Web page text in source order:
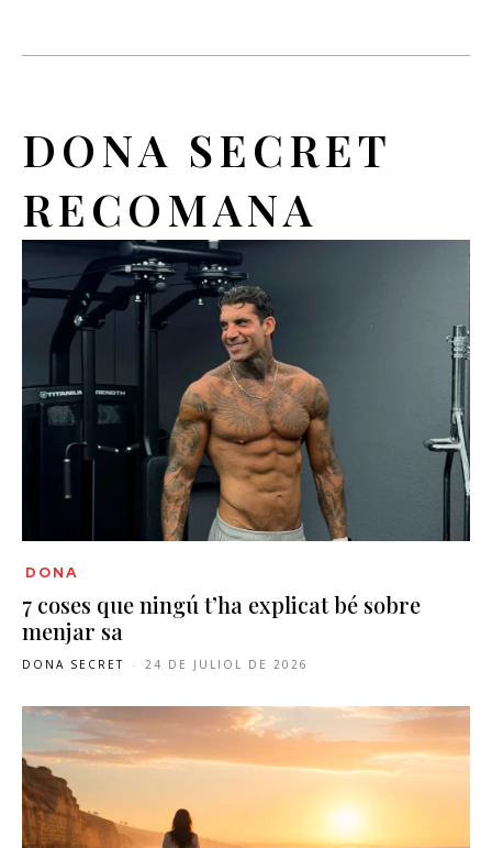
DONA SECRET
RECOMANA
DONA
7 coses que ningú t’ha explicat bé sobre
menjar sa
DONA SECRET - 24 DE JULIOL DE 2026